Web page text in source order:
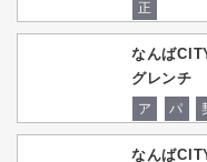
正
なんば
グレンチ
ア パ
なんば